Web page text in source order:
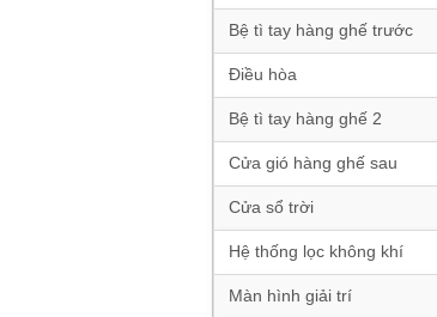
Bệ tì tay hàng ghế trước
Điều hòa
Bệ tì tay hàng ghế 2
Cửa gió hàng ghế sau
Cửa sổ trời
Hệ thống lọc không khí
Màn hình giải trí